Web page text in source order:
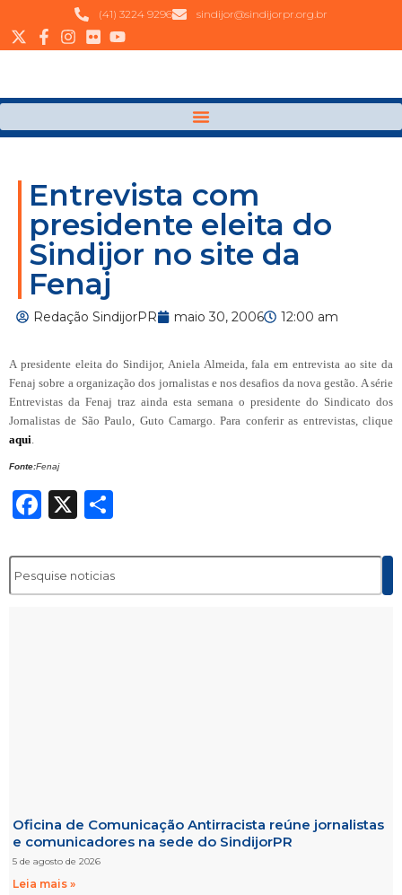
(41) 3224 9296 sindijor@sindijorpr.org.br
Entrevista com
presidente eleita do
Sindijor no site da
Fenaj
Redação SindijorPR maio 30, 2006 12:00 am
A presidente eleita do Sindijor, Aniela Almeida, fala em entrevista ao site da
Fenaj sobre a organização dos jornalistas e nos desafios da nova gestão. A série
Entrevistas da Fenaj traz ainda esta semana o presidente do Sindicato dos
Jornalistas de São Paulo, Guto Camargo. Para conferir as entrevistas, clique
aqui
Fonte:Fenaj
Facebook
X
Oficina de Comunicação Antirracista reúne jornalistas
e comunicadores na sede do SindijorPR
5 de agosto de 2026
Leia mais »